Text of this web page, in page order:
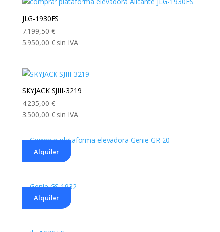
JLG-1930ES
7.199,50 €
5.950,00 € sin IVA
SKYJACK SJIII-3219
4.235,00 €
3.500,00 € sin IVA
Alquiler
Alquiler
Genie GS 1932